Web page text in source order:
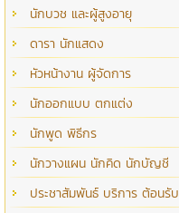
นักบวช และผู้สูงอายุ
ดารา นักแสดง
หัวหน้างาน ผู้จัดการ
นักออกแบบ ตกแต่ง
นักพูด พิธีกร
นักวางแผน นักคิด นักบัญชี
ประชาสัมพันธ์ บริการ ต้อนรับ